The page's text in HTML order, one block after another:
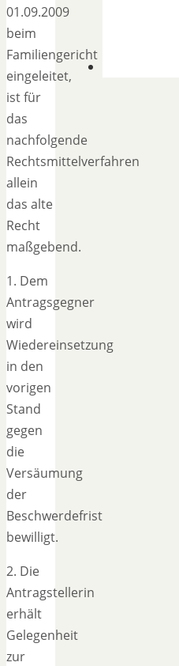
01.09.2009
beim
Familiengericht
eingeleitet,
ist für
das
nachfolgende
Rechtsmittelverfahren
allein
das alte
Recht
maßgebend.
1. Dem
Antragsgegner
wird
Wiedereinsetzung
in den
vorigen
Stand
gegen
die
Versäumung
der
Beschwerdefrist
bewilligt.
2. Die
Antragstellerin
erhält
Gelegenheit
zur